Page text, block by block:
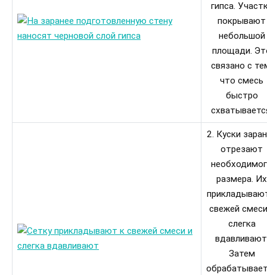
гипса.
покрывают
небольшой
площади.
связано с
что смесь
быстро
2. Куски
отрезают
размера. Их
свежей
слегка
Затем